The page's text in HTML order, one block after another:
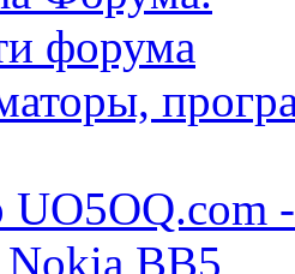
форума
BB5